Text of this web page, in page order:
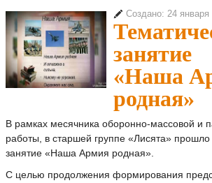
Создано: 24 января
занятие
«Наша
родная»
В рамках месячника оборонно-массовой и
работы, в старшей группе «Лисята» прошло
занятие «Наша Армия родная».
С целью продолжения формирования